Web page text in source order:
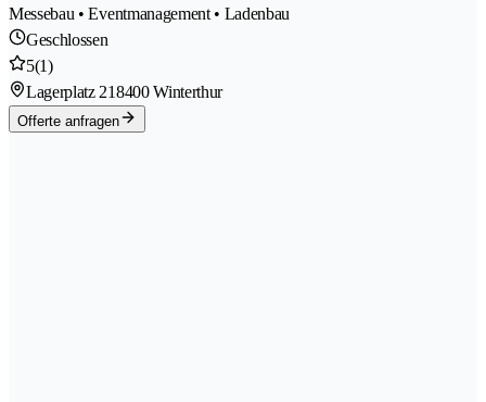
Messebau • Eventmanagement • Ladenbau
Geschlossen
5(1)
Lagerplatz 218400 Winterthur
Offerte anfragen